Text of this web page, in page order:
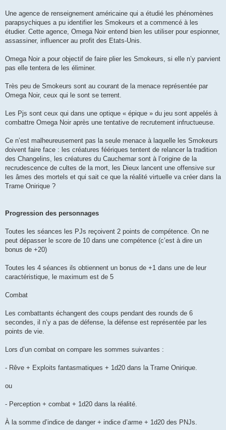
Une agence de renseignement américaine qui a étudié les phénomènes
parapsychiques a pu identifier les Smokeurs et a commencé à les
étudier. Cette agence, Omega Noir entend bien les utiliser pour espionner,
assassiner, influencer au profit des Etats-Unis.
Omega Noir a pour objectif de faire plier les Smokeurs, si elle n’y parvient
pas elle tentera de les éliminer.
Très peu de Smokeurs sont au courant de la menace représentée par
Omega Noir, ceux qui le sont se terrent.
Les Pjs sont ceux qui dans une optique « épique » du jeu sont appelés à
combattre Omega Noir après une tentative de recrutement infructueuse.
Ce n’est malheureusement pas la seule menace à laquelle les Smokeurs
doivent faire face : les créatures féériques tentent de relancer la tradition
des Changelins, les créatures du Cauchemar sont à l’origine de la
recrudescence de cultes de la mort, les Dieux lancent une offensive sur
les âmes des mortels et qui sait ce que la réalité virtuelle va créer dans la
Trame Onirique ?
Progression des personnages
Toutes les séances les PJs reçoivent 2 points de compétence. On ne
peut dépasser le score de 10 dans une compétence (c’est à dire un
bonus de +20)
Toutes les 4 séances ils obtiennent un bonus de +1 dans une de leur
caractéristique, le maximum est de 5
Combat
Les combattants échangent des coups pendant des rounds de 6
secondes, il n’y a pas de défense, la défense est représentée par les
points de vie.
Lors d’un combat on compare les sommes suivantes :
- Rêve + Exploits fantasmatiques + 1d20 dans la Trame Onirique.
ou
- Perception + combat + 1d20 dans la réalité.
À la somme d’indice de danger + indice d’arme + 1d20 des PNJs.